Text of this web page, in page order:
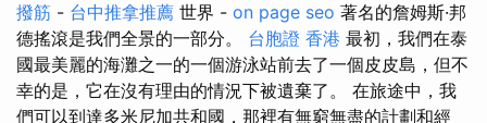
撥筋 - 台中推拿推薦 世界 - on page seo 著名的詹姆斯·邦
德搖滾是我們全景的一部分。 台胞證 香港 最初，我們在泰
國最美麗的海灘之一的一個游泳站前去了一個皮皮島，但不
幸的是，它在沒有理由的情況下被遺棄了。 在旅途中，我
們可以到達多米尼加共和國，那裡有無窮無盡的計劃和經